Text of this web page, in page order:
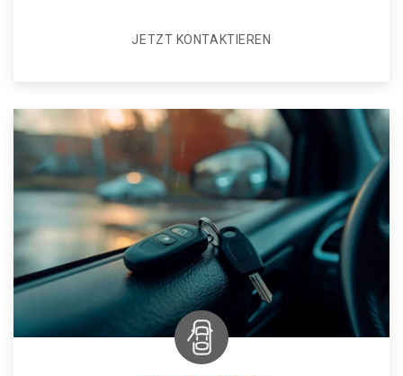
JETZT KONTAKTIEREN